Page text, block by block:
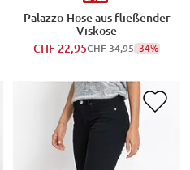
Palazzo-Hose aus fließender
Viskose
CHF 22,95CHF 34,95-34%